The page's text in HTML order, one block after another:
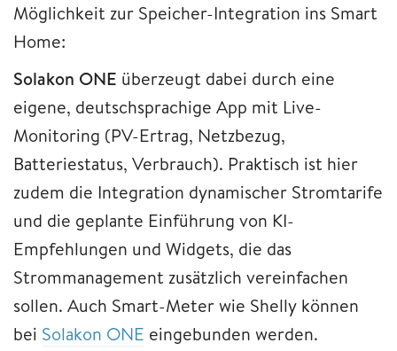
Möglichkeit zur Speicher-Integration ins Smart
Home:
Solakon ONE überzeugt dabei durch eine
eigene, deutschsprachige App mit Live-
Monitoring (PV-Ertrag, Netzbezug,
Batteriestatus, Verbrauch). Praktisch ist hier
zudem die Integration dynamischer Stromtarife
und die geplante Einführung von KI-
Empfehlungen und Widgets, die das
Strommanagement zusätzlich vereinfachen
sollen. Auch Smart-Meter wie Shelly können
bei Solakon ONE eingebunden werden.